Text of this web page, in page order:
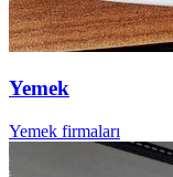
Yemek
Yemek firmaları